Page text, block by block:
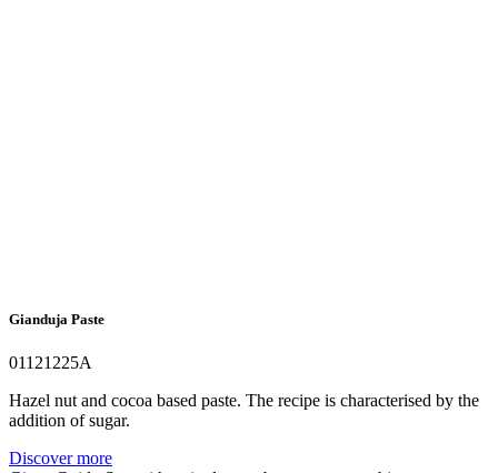
Gianduja Paste
01121225A
Hazel nut and cocoa based paste. The recipe is characterised by the
addition of sugar.
Discover more